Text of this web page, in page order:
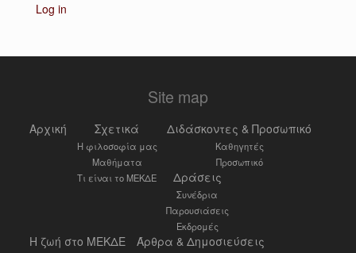
Log in
Site map
Αρχική Σχετικά
Η φιλοσοφία μας
Μαθήματα
Τι είναι το ΜΕΚΔΕ
Διδάσκοντες & Προσωπικό
Καθηγητές
Προσωπικό
Δράσεις
Συνέδρια
Παρουσιάσεις
Εκδρομές
Η ζωή στο ΜΕΚΔΕ Άρθρα & Δημοσιεύσεις